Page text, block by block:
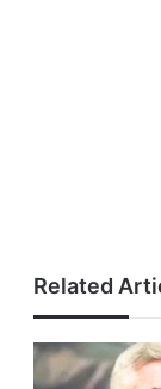
Related